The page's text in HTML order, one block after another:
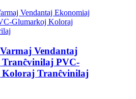
Vendantaj
PVC-
Tranĉvinilaj